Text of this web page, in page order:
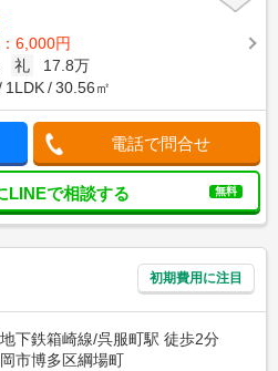
6,000円
礼
17.8万
1LDK 30.56㎡
電話で問合せ
LINEで相談する 無料
初期費用に注目
下鉄箱崎線/呉服町駅 徒歩2分
市博多区綱場町